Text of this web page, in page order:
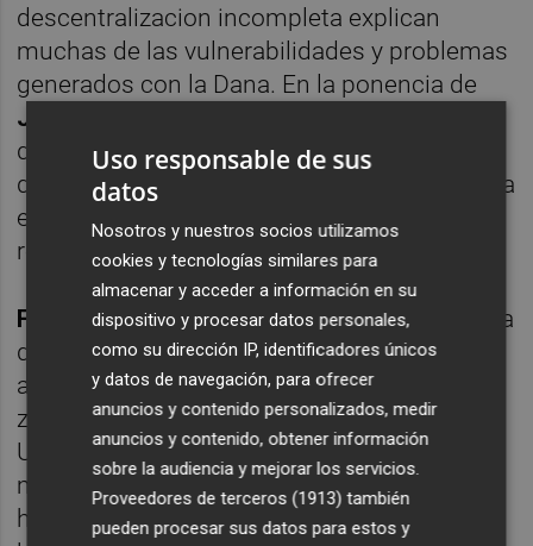
descentralizacion incompleta explican
muchas de las vulnerabilidades y problemas
generados con la Dana. En la ponencia de
Joan Romero
destacado el papel de los bulos en la
dificultad que ha habido en que la ciudadanía
entienda la respuesta a la Dana y la
reconstrucción".
Fernando Esteban, de Sociología de la UV, ha
desglosado algunas problemáticas que han
afectado a la población inmigrante de la
zona Dana.Ana Marrades, de Derecho de la
UV, ha demostrado cómo el desastre
meteorológico afectó de forma desigual a
hombres y mujeres. YSergio Palencia
Uso responsable de sus
datos
Nosotros y nuestros socios utilizamos
cookies y tecnologías similares para
almacenar y acceder a información en su
dispositivo y procesar datos personales,
como su dirección IP, identificadores únicos
y datos de navegación, para ofrecer
anuncios y contenido personalizados, medir
anuncios y contenido, obtener información
sobre la audiencia y mejorar los servicios.
Proveedores de terceros (1913) también
pueden procesar sus datos para estos y